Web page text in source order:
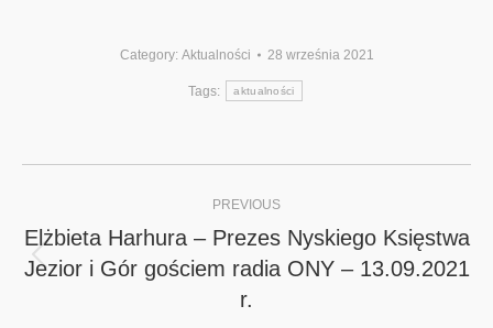
Category: Aktualności 28 września 2021
Tags: aktualności
navigation
PREVIOUS
Previous
post:
Elżbieta Harhura – Prezes Nyskiego Księstwa
Jezior i Gór gościem radia ONY – 13.09.2021
r.